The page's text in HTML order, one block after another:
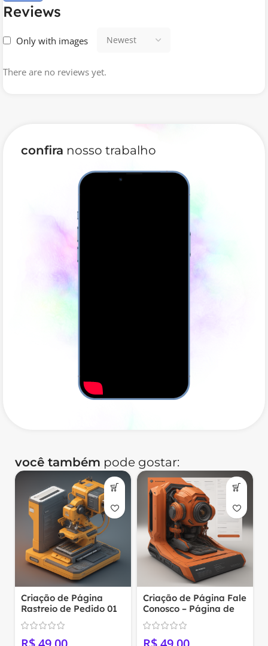
Reviews
Only with images
There are no reviews yet.
confira nosso trabalho
você também pode gostar:
Criação de Página Fale
Conosco – Página de
Contato 01
SEO para Otimização
nos Motores de Busca